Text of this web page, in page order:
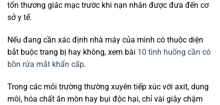
tổn thương giác mạc trước khi nạn nhân được đưa đến cơ
sở y tế.
Nếu đang cần xác định nhà máy của mình có thuộc diện
bắt buộc trang bị hay không, xem bài 10 tình huống cần có
bồn rửa mắt khẩn cấp.
Trong các môi trường thường xuyên tiếp xúc với axit, dung
môi, hóa chất ăn mòn hay bụi độc hại, chỉ vài giây chậm